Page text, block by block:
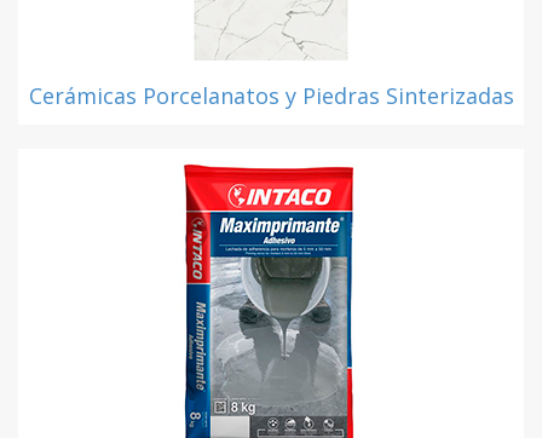
Cerámicas Porcelanatos y Piedras Sinterizadas